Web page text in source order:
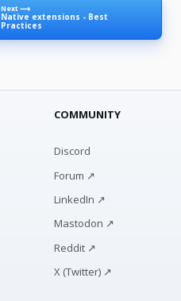
Next ⟶
Native extensions - Best
Practices
COMMUNITY
Discord
Forum ↗
LinkedIn ↗
Mastodon ↗
Reddit ↗
X (Twitter) ↗